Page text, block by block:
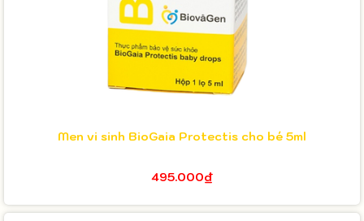
Men vi sinh BioGaia Protectis cho bé 5ml
495.000₫